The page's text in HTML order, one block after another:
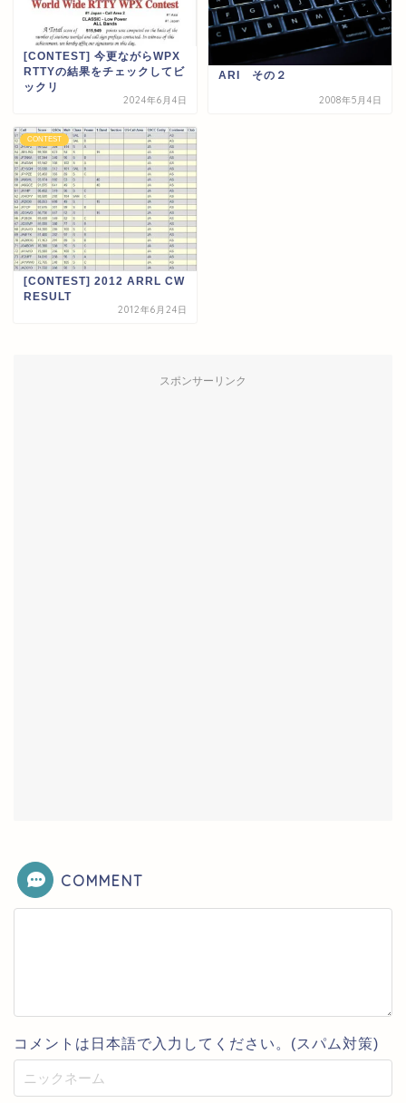
[CONTEST] 今更ながらWPX
RTTYの結果をチェックしてビ
ックリ
2024年6月4日
ARI その２
2008年5月4日
CONTEST
[CONTEST] 2012 ARRL CW
RESULT
2012年6月24日
スポンサーリンク
COMMENT
コメントは日本語で入力してください。(スパム対策)